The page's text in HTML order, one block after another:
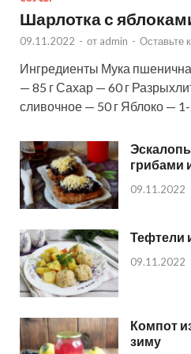
Шарлотка с
09.11.2022 - от admin - Оставьте
Ингредиенты Мука
— 85 г Сахар — 60 г
сливочное — 50 г Яблоко — 1-
грибами
09.11.2022
Тефтели
09.11.2022
Компот
зиму